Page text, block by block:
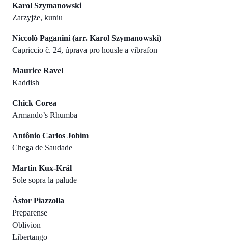
Karol Szymanowski
Zarzyjże, kuniu
Niccolò Paganini (arr. Karol Szymanowski)
Capriccio č. 24, úprava pro housle a vibrafon
Maurice Ravel
Kaddish
Chick Corea
Armando’s Rhumba
Antônio Carlos Jobim
Chega de Saudade
Martin Kux-Král
Sole sopra la palude
Ástor Piazzolla
Preparense
Oblivion
Libertango